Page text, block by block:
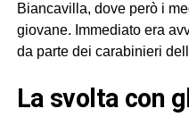
Biancavilla, dove però i
giovane. Immediato era
da parte dei carabinieri
La svolta con